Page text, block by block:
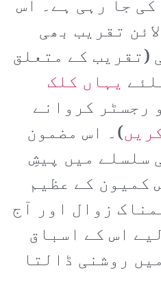
جا رہی ہے۔ اس
تقریب بھی
(تقریب کے متعلق
یہاں کلک
رجسٹر کروانے
)۔ اس مضمون
سلسلے میں پیشِ
کمیون کے عظیم
زوال اور آج
اس کے اسباق
روشنی ڈالتا